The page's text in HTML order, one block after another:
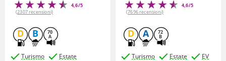
4,6/5
(2307 recensioni)
D B 70
A
Turismo
Estate
4,6/5
(7696 recensioni)
D A 72
B
Turismo Estate EV